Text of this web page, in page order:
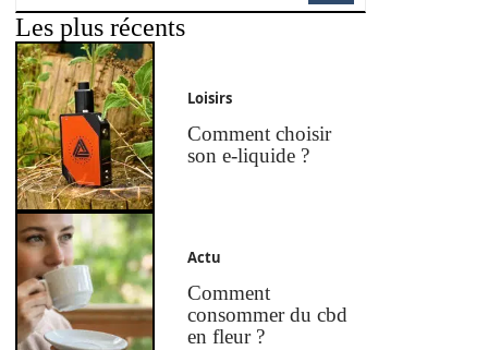
Les plus récents
Loisirs
Comment choisir
son e-liquide ?
Actu
Comment
consommer du cbd
en fleur ?